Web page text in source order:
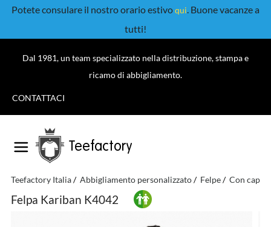
Potete consulare il nostro orario estivoqui. Buone vacanze a
tutti!
Dal 1981, un team specializzato nella distribuzione, stampa e
ricamo di abbigliamento.
CONTATTACI
Teefactory
Teefactory Italia Abbigliamento personalizzato Felpe Con
Felpa Kariban K4042